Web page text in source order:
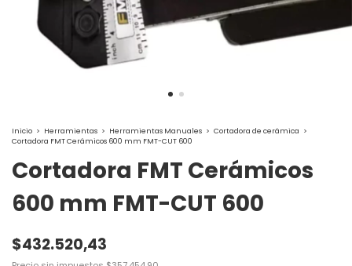
Inicio > Herramientas > Herramientas Manuales > Cortadora de cerámica >
Cortadora FMT Cerámicos 600 mm FMT-CUT 600
Cortadora FMT Cerámicos
600 mm FMT-CUT 600
$432.520,43